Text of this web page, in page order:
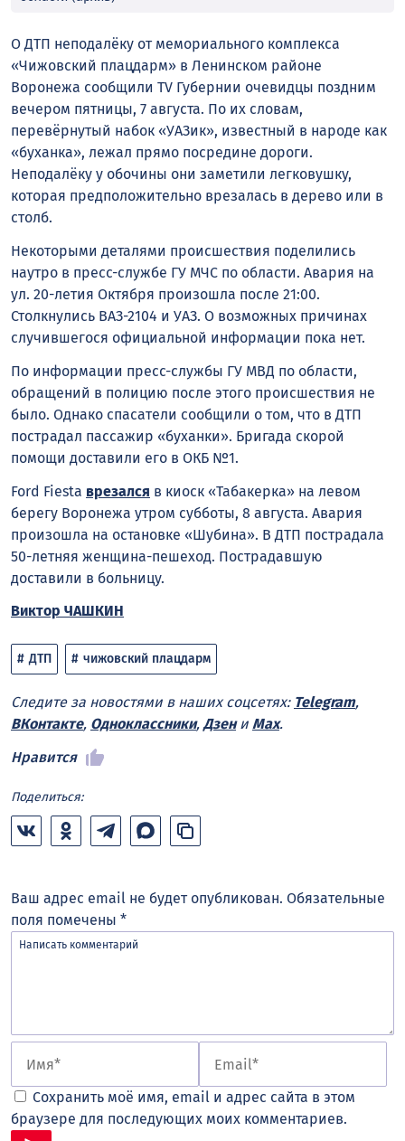
О ДТП неподалёку от мемориального комплекса
«Чижовский плацдарм» в Ленинском районе
Воронежа сообщили TV Губернии очевидцы поздним
вечером пятницы, 7 августа. По их словам,
перевёрнутый набок «УАЗик», известный в народе как
«буханка», лежал прямо посредине дороги.
Неподалёку у обочины они заметили легковушку,
которая предположительно врезалась в дерево или в
столб.
Некоторыми деталями происшествия поделились
наутро в пресс-службе ГУ МЧС по области. Авария на
ул. 20-летия Октября произошла после 21:00.
Столкнулись ВАЗ-2104 и УАЗ. О возможных причинах
случившегося официальной информации пока нет.
По информации пресс-службы ГУ МВД по области,
обращений в полицию после этого происшествия не
было. Однако спасатели сообщили о том, что в ДТП
пострадал пассажир «буханки». Бригада скорой
помощи доставили его в ОКБ №1.
Ford Fiesta врезался в киоск «Табакерка» на левом
берегу Воронежа утром субботы, 8 августа. Авария
произошла на остановке «Шубина». В ДТП пострадала
50-летняя женщина-пешеход. Пострадавшую
доставили в больницу.
Виктор ЧАШКИН
ДТП чижовский плацдарм
Следите за новостями в наших соцсетях: Telegram,
ВКонтакте, Одноклассники, Дзени Max.
Нравится
Поделиться:
Ваш адрес email не будет опубликован. Обязательные
поля помечены *
Сохранить моё имя, email и адрес сайта в этом
браузере для последующих моих комментариев.